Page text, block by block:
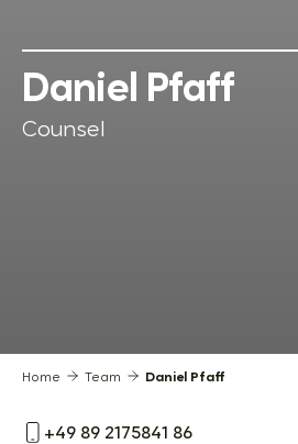
Daniel Pfaff
Counsel
Home Team Daniel Pfaff
+49 89 2175841 86